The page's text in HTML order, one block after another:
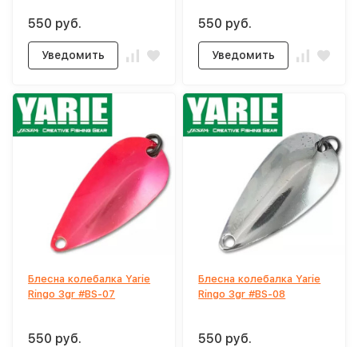
550 руб.
Уведомить
550 руб.
Уведомить
Блесна колебалка Yarie
Ringo 3gr #BS-07
550 руб.
Блесна колебалка Yarie
Ringo 3gr #BS-08
550 руб.